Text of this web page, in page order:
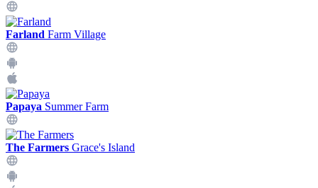
Farland Farm Village
Papaya Summer Farm
The Farmers Grace's Island